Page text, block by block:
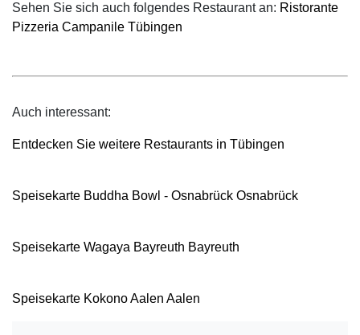
Sehen Sie sich auch folgendes Restaurant an: Ristorante
Pizzeria Campanile Tübingen
Auch interessant:
Entdecken Sie weitere Restaurants in Tübingen
Speisekarte Buddha Bowl - Osnabrück Osnabrück
Speisekarte Wagaya Bayreuth Bayreuth
Speisekarte Kokono Aalen Aalen